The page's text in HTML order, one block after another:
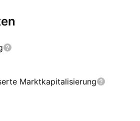
Marktkapitalisierung